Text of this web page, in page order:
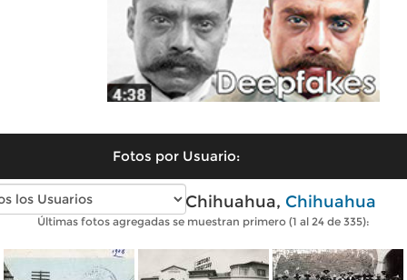
Fotos por Usuario:
Fotos antiguas de Chihuahua, Chihuahua
Últimas fotos agregadas se muestran primero (1 al 24 de 335):